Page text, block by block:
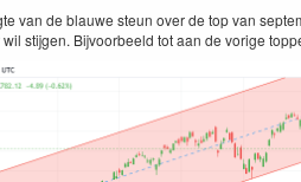
van de blauwe ste­un over de top van
sti­j­gen. Bijvoor­beeld tot aan de vorige